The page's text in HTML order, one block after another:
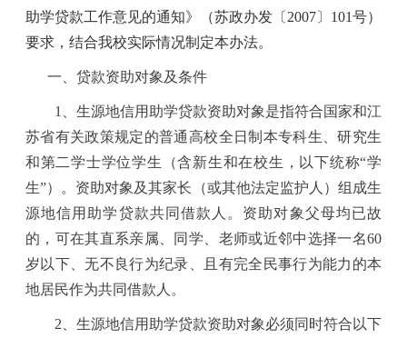
助学贷款工作意见的通知》（苏政办发〔2007〕101号）
要求，结合我校实际情况制定本办法。
一、贷款资助对象及条件
1
、生源地信用助学贷款资助对象是指符合国家和江
苏省有关政策规定的普通高校全日制本专科生、研究生
和第二学士学位学生（含新生和在校生，以下统称“学
生”）。资助对象及其家长（或其他法定监护人）组成生
源地信用助学贷款共同借款人。资助对象父母均已故
的，可在其直系亲属、同学、老师或近邻中选择一名60
岁以下、无不良行为纪录、且有完全民事行为能力的本
地居民作为共同借款人。
2 、生源地信用助学贷款资助对象必须同时符合以下